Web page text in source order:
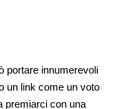
portare innumerevoli
un link come un voto
premiarci con una